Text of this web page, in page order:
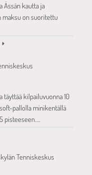
Ässän kautta ja
maksu on suoritettu
täyttää kilpailuvuonna 10
pallolla minikentällä
pisteeseen.…
Tenniskeskus